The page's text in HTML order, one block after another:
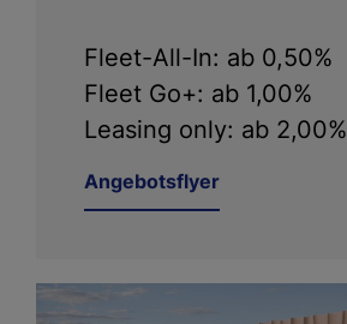
Fleet-All-In: ab 0,50%
Fleet Go+: ab 1,00%
Leasing only: ab 2,00%
Angebotsflyer